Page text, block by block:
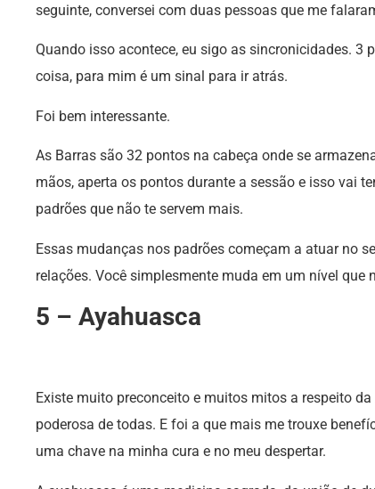
seguinte, conversei com duas pessoas que me
Quando isso acontece, eu sigo as sincronicidades.
coisa, para mim é um sinal para ir atrás.
Foi bem interessante.
As Barras são 32 pontos na cabeça onde se
mãos, aperta os pontos durante a sessão e isso vai
padrões que não te servem mais.
Essas mudanças nos padrões começam a atuar no
relações. Você simplesmente muda em um nível que
5 – Ayahuasca
Existe muito preconceito e muitos mitos a respeito
poderosa de todas. E foi a que mais me trouxe
uma chave na minha cura e no meu despertar.